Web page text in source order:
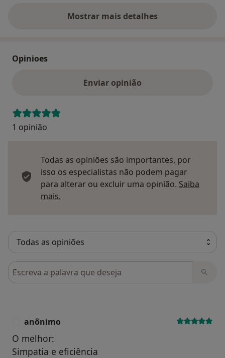
Mostrar mais detalhes
sobre o endereço
Opinioes
Enviar opinião
1 opinião
Todas as opiniões são importantes, por
isso os especialistas não podem pagar
para alterar ou excluir uma opinião. Saiba
mais.
Pesquisar em opiniões
anônimo
O melhor:
Simpatia e eficiência